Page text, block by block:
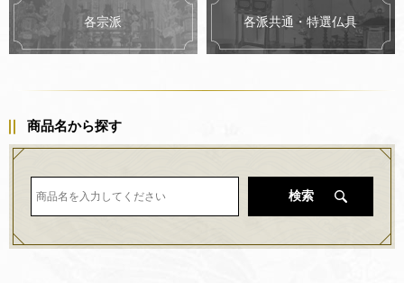
各宗派 各派共通・特選仏具
商品名から探す
検索